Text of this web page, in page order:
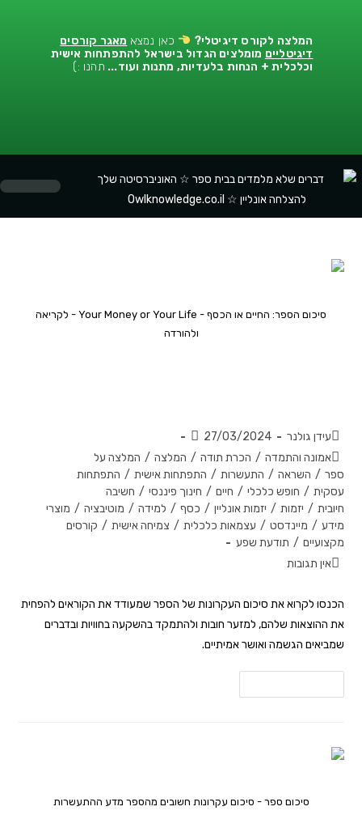
המלצה לקורס דיגיטלי? כאן נמצא מאגר קורסים
דיגיטליים מומלצים הגדול בישראל להתפתחות אישית
וכלכלית + הנחות בלעדיות, מתנות ועוד... תהנו :)
סיכום הספר: החיים או הכסף - Your Money or Your Life - לקריאה
ולהורדה
עידן גולנר
27/03/2024
אמונה והתמדה / הכרת תודה / המלצה / המלצה על
ספר / השראה / התעשרות / התפתחות אישית / התפתחות
עסקית / חופש כלכלי / חיים / חינוך פיננסי / חשיבה
חיובית / יזמות / יזמות אונליין / כסף / למידה / מוטיבציה / מוצרי
מידע / מיינדסט / עצמאות כלכלית / צמיחה אישית / קורסים
מקצועיים / תודעת שפע
אין תגובות
הכנסו לקרוא את סיכום העקרונות של הספר שמעודד את הקוראים להפחית
את ההוצאות שלהם, למזער חובות ולהתמקד בהשקעה בחוויות ובדברים
שמביאים הגשמה ואושר אמיתיים.
סיכום ספר - סיכום עקרונות חשובים מהספר מדע ההתעשרות